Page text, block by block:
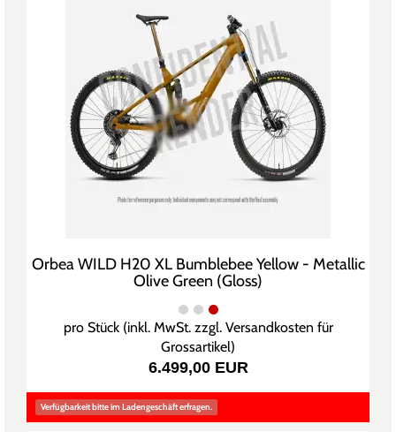
Orbea WILD H20 XL Bumblebee Yellow - Metallic
Olive Green (Gloss)
pro Stück (inkl. MwSt. zzgl. Versandkosten für
Grossartikel)
6.499,00 EUR
Verfügbarkeit bitte im Ladengeschäft erfragen.